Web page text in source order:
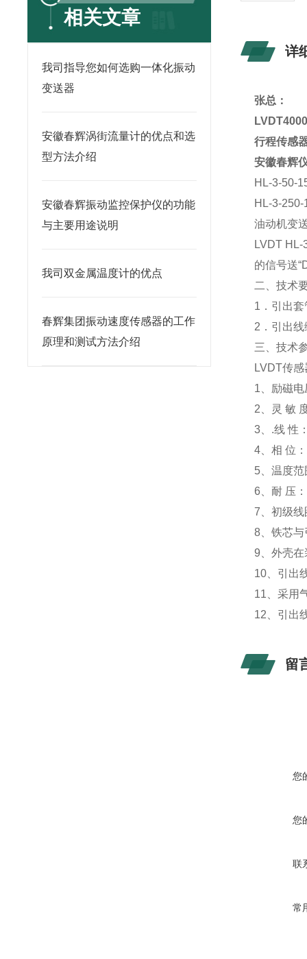
相关文章
我司指导您如何选购一体化振动
变送器
安徽春辉涡街流量计的优点和选
型方法介绍
安徽春辉振动监控保护仪的功能
与主要用途说明
我司双金属温度计的优点
春辉集团振动速度传感器的工作
原理和测试方法介绍
详
张总：
行程传感
安徽春辉
HL-3-50-
HL-3-
油动机变
LVDT
的信号送
二、技
1．引出
2．引出
三、技术
LVDT传
1、励磁
2、灵 敏
3、.线 性
4、相 位
5、温度
6、耐 压
7、初级
8、铁芯
9、外壳
10、引出
11、采用
12、引出
留
您
您
联
常